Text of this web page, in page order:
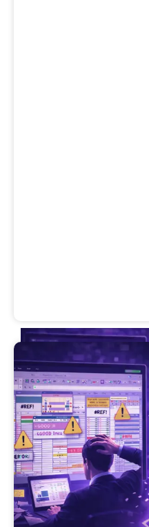
Dados sem contexto
fevereiro 4, 2026 Nenhum
número isolado pode